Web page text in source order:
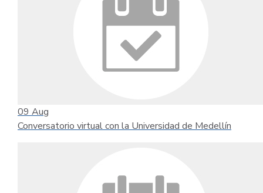
09 Aug
Conversatorio virtual con la Universidad de Medellín